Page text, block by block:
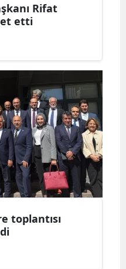
Rifat
etti
toplantısı